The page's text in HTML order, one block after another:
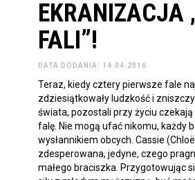
EKRANIZACJA
FALI”!
DATA DODANIA: 14.04.2016
Teraz, kiedy cztery pierwsze fale
zdziesiątkowały ludzkość i
świata, pozostali przy życiu
falę. Nie mogą ufać nikomu, każdy
wysłannikiem obcych. Cassie
zdesperowana, jedyne, czego
małego braciszka. Przygotowując